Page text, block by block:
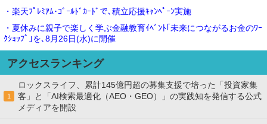
・楽天ﾌﾟﾚﾐｱﾑ･ｺﾞｰﾙﾄﾞｶｰﾄﾞで､積立応援ｷｬﾝﾍﾟｰﾝ実施
・夏休みに親子で楽しく学ぶ金融教育ｲﾍﾞﾝﾄ｢未来につながるお金のﾜｰ
ｸｼｮｯﾌﾟ｣を､8月26日(水)に開催
アクセスランキング
1
ロックスライフ、累計145億円超の募集支援で培った「投資家集
客」と「AI検索最適化（AEO・GEO）」の実践知を発信する公式
メディアを開設